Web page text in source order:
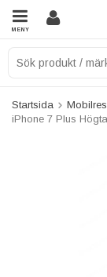
MENY
Startsida
iPhone 7 Plus